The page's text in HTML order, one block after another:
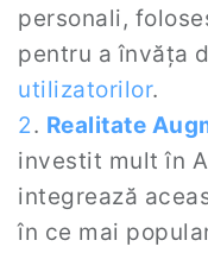
personali,
pentru a învăța
utilizatorilor.
2. Realitate
investit mult în
integrează
în ce mai